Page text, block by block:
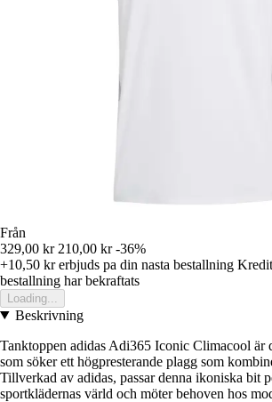
Från
329,00 kr 210,00 kr -36%
+10,50 krerbjuds pa din nasta bestallning
bestallning har bekraftats
Loading...
Beskrivning
Tanktoppen adidas Adi365 Iconic Climacool är
som söker ett högpresterande plagg som
Tillverkad av adidas, passar denna ikoniska bit
sportklädernas värld och möter behoven hos